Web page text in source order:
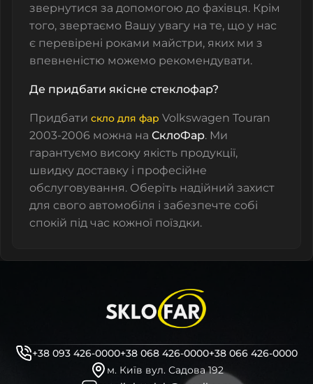
звернутися за допомогою до фахівця. Крім
того, звертаємо Вашу увагу на те, що у нас
є перевірені роками майстри, яких ми з
впевненістю можемо рекомендувати.
Де придбати якісне стеклофар?
Придбати скло для фар Volkswagen Touran
2003-2006 можна на СклоФар. Ми
гарантуємо високу якість продукції,
швидку доставку і професійне
обслуговування. Оберіть надійний захист
для свого автомобіля і забезпечте собі
спокій під час кожної поїздки.
+38 093 426-0000+38 068 426-0000+38 066 426-0000
м. Київ вул. Садова 192